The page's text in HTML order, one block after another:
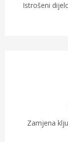
Istrošeni
Zamjena